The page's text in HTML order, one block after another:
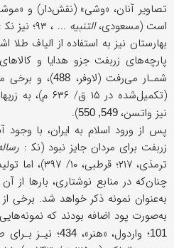
تصاویر آنان، «وشی» (نقش‌دار) و
است (مسعودی،التنبیه
پارچه‌های زربفت جزو هدایا و
شمـار می‌رفت (لاوفر، 488)، و برخی
(تکمیل‌شده در ۱۵
نیز واتسن،
).
پس از ورود اسلام به ایران، با وجود
زربفت برای مردان جایز نبود (نک‍ :
ترمذی، ۲۱۷؛
چنان‌که در منابع نوشتاری، بارها
به‌عنوان نمونه ذکر خواهد شد. برخی
به‌صورت پود اضافه بودند که
101؛ واردول، «هنر»، 434؛ نیـز